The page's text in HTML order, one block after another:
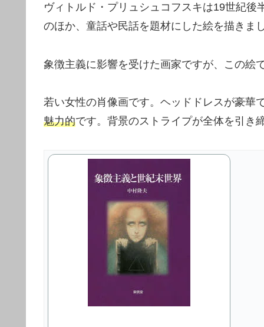
ヴィトルド・プリュシュコフスキは19世紀
のほか、童話や民話を題材にした絵を描きま
象徴主義に影響を受けた画家ですが、この絵
若い女性の肖像画です。ヘッドドレスが豪華
魅力的です。背景のストライプが全体を引き